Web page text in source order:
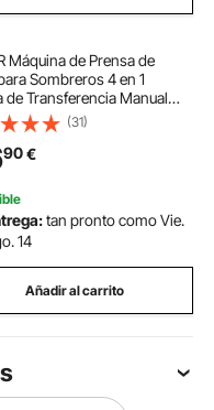
Máquina de Prensa de
Sombreros 4 en 1
de Transferencia Manual
Máquina de Prensa de Calor
50 x 25,8 x 36,2 cm
Dual y Control Digital
(31)
90€
tan pronto como Vie.
14
Añadir al carrito